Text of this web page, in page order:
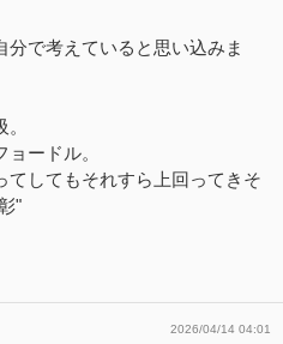
分で考えていると思い込みま
ードル。
てしてもそれすら上回ってきそ
"
2026/04/14 04:01